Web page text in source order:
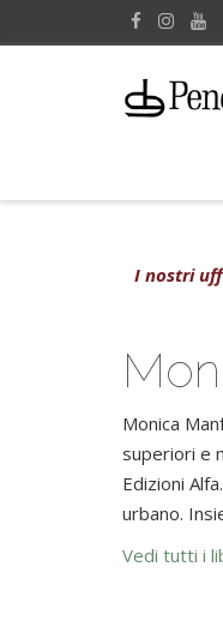
I nostri
Monica
superiori e
Edizioni
urbano.
Vedi tutti i